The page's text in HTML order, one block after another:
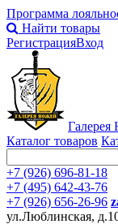
Программа
Найти товары
РегистрацияВход
Галерея
Каталог товаров
+7 (926) 696-81-18
+7 (495) 642-43-76
+7 (926) 656-26-96
ул.Люблинская,